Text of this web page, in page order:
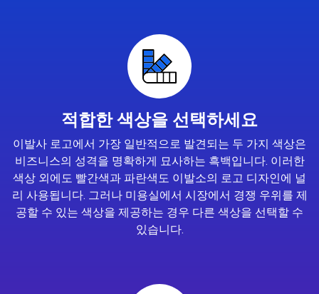
적합한 색상을 선택하세요
이발사 로고에서 가장 일반적으로 발견되는 두 가지 색상은
비즈니스의 성격을 명확하게 묘사하는 흑백입니다. 이러한
색상 외에도 빨간색과 파란색도 이발소의 로고 디자인에 널
리 사용됩니다. 그러나 미용실에서 시장에서 경쟁 우위를 제
공할 수 있는 색상을 제공하는 경우 다른 색상을 선택할 수
있습니다.